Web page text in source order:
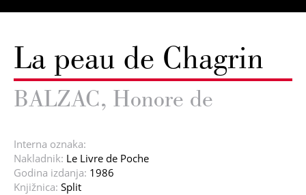
La peau de Chagrin
BALZAC, Honore de
Interna oznaka:
Nakladnik: Le Livre de Poche
Godina izdanja: 1986
Knjižnica: Split